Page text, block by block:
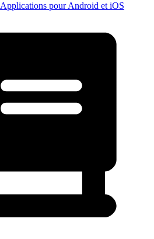
Applications pour Android et iOS